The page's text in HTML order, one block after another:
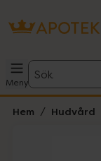
Meny
Sök
Hem Hudvård